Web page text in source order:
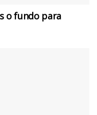
o fundo para